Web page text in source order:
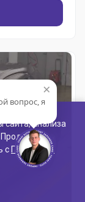
анализа
Продолжая
с Политикой
×
вопрос, я